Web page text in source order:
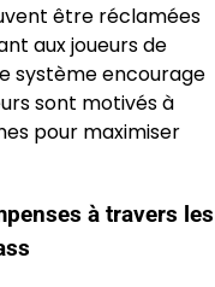
être réclamées
aux joueurs de
système encourage
sont motivés à
pour maximiser
à travers les